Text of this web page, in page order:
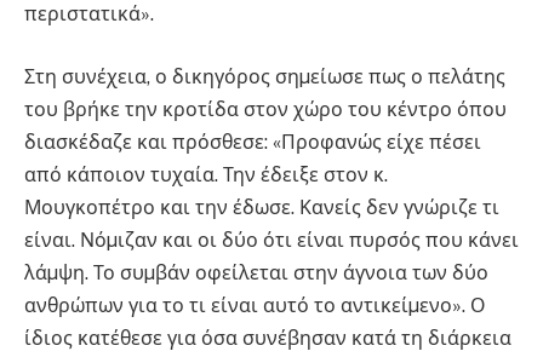
περιστατικά».
Στη συνέχεια, ο δικηγόρος σηµείωσε πως ο πελάτης
του βρήκε την κροτίδα στον χώρο του κέντρο όπου
διασκέδαζε και πρόσθεσε: «Προφανώς είχε πέσει
από κάποιον τυχαία. Την έδειξε στον κ.
Μουγκοπέτρο και την έδωσε. Κανείς δεν γνώριζε τι
είναι. Νόµιζαν και οι δύο ότι είναι πυρσός που κάνει
λάµψη. Το συµβάν οφείλεται στην άγνοια των δύο
ανθρώπων για το τι είναι αυτό το αντικείµενο». Ο
ίδιος κατέθεσε για όσα συνέβησαν κατά τη διάρκεια